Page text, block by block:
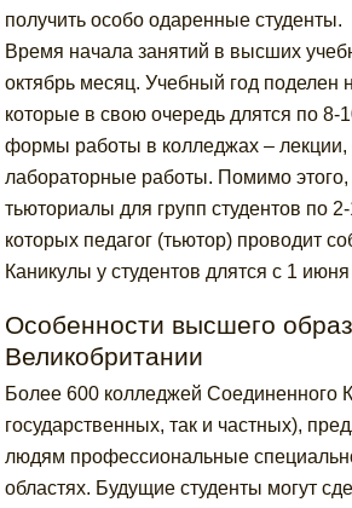
получить особо одаренные студенты.
Время начала занятий в высших
октябрь месяц. Учебный год поделен
которые в свою очередь длятся по
формы работы в колледжах –
лабораторные работы. Помимо этого,
тьюториалы для групп студентов по
которых педагог (тьютор) проводит
Каникулы у студентов длятся с 1
Особенности высшего
Великобритании
Более 600 колледжей Соединенного
государственных, так и частных),
людям профессиональные
областях. Будущие студенты могут